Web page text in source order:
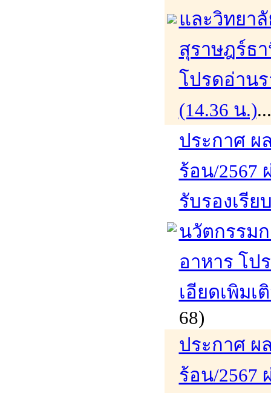
และวิทยา
สุราษฎร์ธ
โปรดอ่านร
(14.36 น.)
ประกาศ ผ
ร้อน/2567
รับรองเรี
นวัตกรรม
อาหาร โป
เอียดเพิมเ
68)
ประกาศ ผ
ร้อน/2567